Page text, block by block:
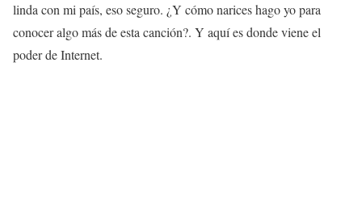
linda con mi país, eso seguro. ¿Y cómo narices hago yo para
conocer algo más de esta canción?. Y aquí es donde viene el
poder de Internet.